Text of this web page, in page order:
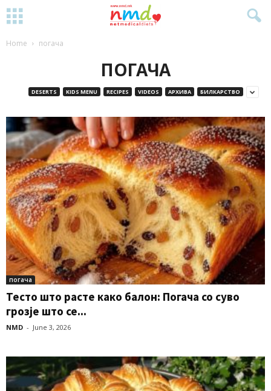
Home погача
ПОГАЧА
DESERTS KIDS MENU RECIPES VIDEOS АРХИВА БИЛКАРСТВО
погача
Тесто што расте како балон: Погача со суво
грозје што се...
NMD - June 3, 2026